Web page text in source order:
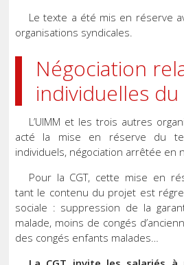
Le texte a été mis en réserve
organisations syndicales.
Négociation
individuelles du
L’UIMM et les trois autres
acté la mise en réserve du
individuels, négociation arrêtée en
Pour la CGT, cette mise en
tant le contenu du projet est
sociale : suppression de la
malade, moins de congés
des congés enfants malades…